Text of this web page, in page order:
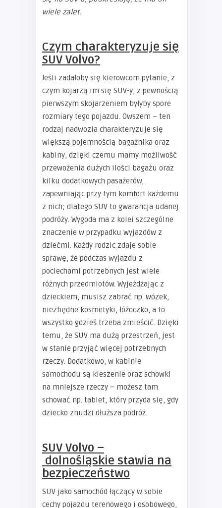
wiele zalet.
Czym charakteryzuje się
SUV Volvo?
Jeśli zadałoby się kierowcom pytanie, z
czym kojarzą im się SUV-y, z pewnością
pierwszym skojarzeniem byłyby spore
rozmiary tego pojazdu. Owszem – ten
rodzaj nadwozia charakteryzuje się
większą pojemnością bagażnika oraz
kabiny, dzięki czemu mamy możliwość
przewożenia dużych ilości bagażu oraz
kilku dodatkowych pasażerów,
zapewniając przy tym komfort każdemu
z nich; dlatego SUV to gwarancja udanej
podróży. Wygoda ma z kolei szczególne
znaczenie w przypadku wyjazdów z
dziećmi. Każdy rodzic zdaje sobie
sprawę, że podczas wyjazdu z
pociechami potrzebnych jest wiele
różnych przedmiotów. Wyjeżdżając z
dzieckiem, musisz zabrać np. wózek,
niezbędne kosmetyki, łóżeczko, a to
wszystko gdzieś trzeba zmieścić. Dzięki
temu, że SUV ma dużą przestrzeń, jest
w stanie przyjąć więcej potrzebnych
rzeczy. Dodatkowo, w kabinie
samochodu są kieszenie oraz schowki
na mniejsze rzeczy – możesz tam
schować np. tablet, który przyda się, gdy
dziecko znudzi dłuższa podróż.
SUV Volvo –
dolnośląskie stawia na
bezpieczeństwo
SUV jako samochód łączący w sobie
cechy pojazdu terenowego i osobowego,